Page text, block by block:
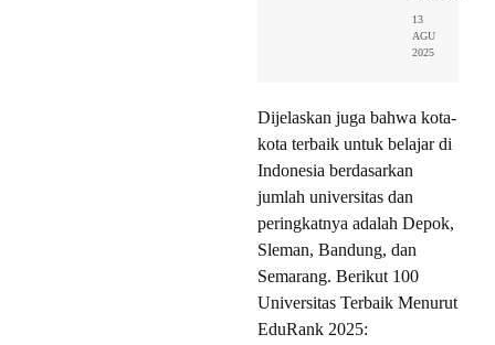
13
AGU
2025
Dijelaskan juga bahwa kota-
kota terbaik untuk belajar di
Indonesia berdasarkan
jumlah universitas dan
peringkatnya adalah Depok,
Sleman, Bandung, dan
Semarang. Berikut 100
Universitas Terbaik Menurut
EduRank 2025: